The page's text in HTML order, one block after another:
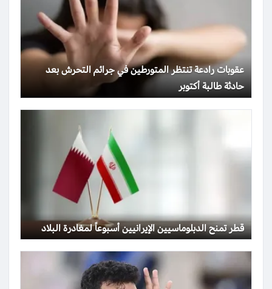
عقوبات رادعة تنتظر المتورطين في جرائم التحرش بعد
حادثة طالبة أكتوبر
قطر تمنح الدبلوماسيين الإيرانيين أسبوعاً لمغادرة البلاد